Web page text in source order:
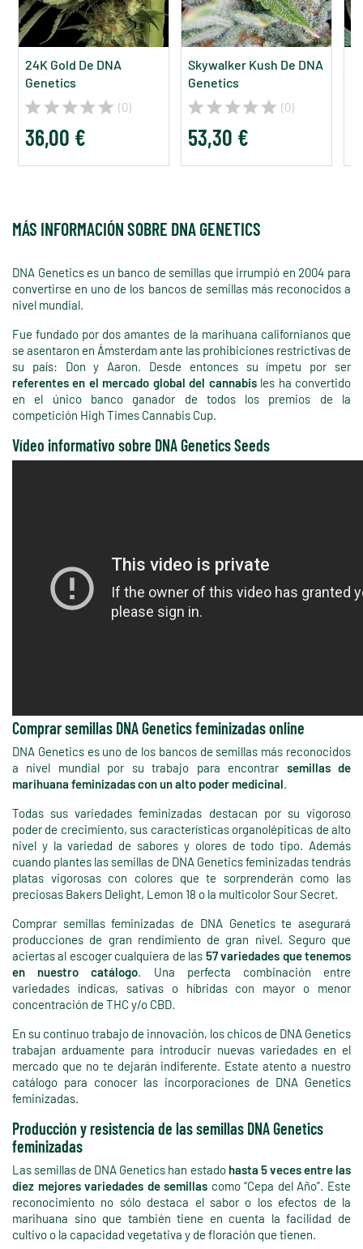
24K Gold De DNA
Genetics
(0)
36,00 €
Skywalker Kush De DNA
Genetics
(0)
53,30 €
MÁS INFORMACIÓN SOBRE DNA GENETICS
DNA Genetics es un banco de semillas que irrumpió en 2004 para
convertirse en uno de los bancos de semillas más reconocidos a
nivel mundial.
Fue fundado por dos amantes de la marihuana californianos que
se asentaron en Ámsterdam ante las prohibiciones restrictivas de
su país: Don y Aaron. Desde entonces su ímpetu por ser
referentes en el mercado global del cannabisles ha convertido
en el único banco ganador de todos los premios de la
competición High Times Cannabis Cup.
Vídeo informativo sobre DNA Genetics Seeds
Comprar semillas DNA Genetics feminizadas online
DNA Genetics es uno de los bancos de semillas más reconocidos
a nivel mundial por su trabajo para encontrar semillas de
marihuana feminizadas con un alto poder medicinal.
Todas sus variedades feminizadas destacan por su vigoroso
poder de crecimiento, sus características organolépiticas de alto
nivel y la variedad de sabores y olores de todo tipo. Además
cuando plantes las semillas de DNA Genetics feminizadas tendrás
platas vigorosas con colores que te sorprenderán como las
preciosas Bakers Delight, Lemon 18 o la multicolor Sour Secret.
Comprar semillas feminizadas de DNA Genetics te asegurará
producciones de gran rendimiento de gran nivel. Seguro que
aciertas al escoger cualquiera de las 57 variedades que tenemos
en nuestro catálogo. Una perfecta combinación entre
variedades índicas, sativas o híbridas con mayor o menor
concentración de THC y/o CBD.
En su continuo trabajo de innovación, los chicos de DNA Genetics
trabajan arduamente para introducir nuevas variedades en el
mercado que no te dejarán indiferente. Estate atento a nuestro
catálogo para conocer las incorporaciones de DNA Genetics
feminizadas.
Producción y resistencia de las semillas DNA Genetics
feminizadas
Las semillas de DNA Genetics han estado hasta 5 veces entre las
diez mejores variedades de semillas como “Cepa del Año”. Este
reconocimiento no sólo destaca el sabor o los efectos de la
marihuana sino que también tiene en cuenta la facilidad de
cultivo o la capacidad vegetativa y de floración que tienen.